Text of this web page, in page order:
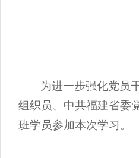
为进一步强化党员
组织员、中共福建省委
班学员参加本次学习。